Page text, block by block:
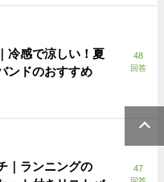
冷感で涼しい！夏
ンドのおすすめ
48
回答
｜ランニングの
47